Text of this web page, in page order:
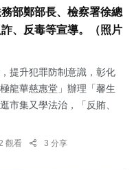
部鄭部長、檢察署徐總
、反毒等宣導。（照片
提升犯罪防制意識，彰化
龍華慈惠堂」辦理「馨生
市集又學法治，「反賄、
觀看 3 分享